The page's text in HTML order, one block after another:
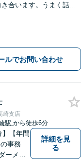
合います。うまく話せ
ルでお問い合わせ
崎支店
駅 から徒歩6分
】【年間
事務
ーメイ
詳細を見
る